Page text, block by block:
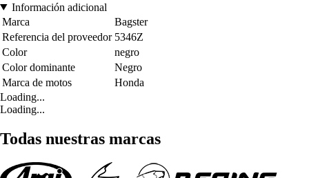
Información adicional
Marca
Bagster
Referencia del proveedor 5346Z
Color
negro
Color dominante
Negro
Marca de motos
Honda
Loading...
Loading...
Todas nuestras marcas